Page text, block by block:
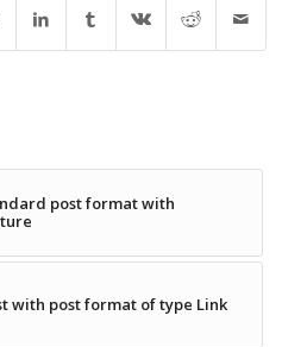
post format with
with post format of type Link